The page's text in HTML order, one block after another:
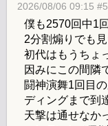
2026/08/06 09:15
僕も2570回中1
2分割煽りでも
初代はもうちょ
因みにこの間隣
闘神演舞1回目
ディングまで到
天撃は通せなか